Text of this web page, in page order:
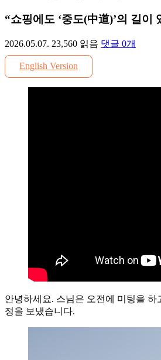
“쇼핑에도 ‘중도(中道)’의 길이
2026.05.07. 23,560 읽음 댓글 0개
English Version
안녕하세요. 스님은 오전에 미팅을 하
정을 보냈습니다.